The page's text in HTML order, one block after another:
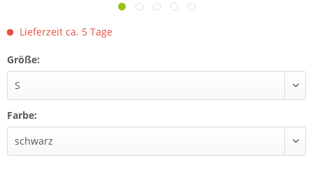
Lieferzeit ca. 5 Tage
Größe:
Farbe: